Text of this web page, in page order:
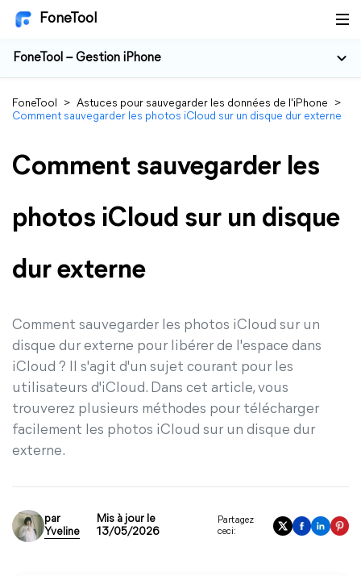
FoneTool
FoneTool – Gestion iPhone
FoneTool > Astuces pour sauvegarder les données de l'iPhone
>
Comment sauvegarder les photos iCloud sur un disque dur externe
Comment sauvegarder les
photos iCloud sur un disque
dur externe
Comment sauvegarder les photos iCloud sur un
disque dur externe pour libérer de l'espace dans
iCloud ? Il s'agit d'un sujet courant pour les
utilisateurs d'iCloud. Dans cet article, vous
trouverez plusieurs méthodes pour télécharger
facilement les photos iCloud sur un disque dur
externe.
par
Yveline
Mis à jour le
13/05/2026
Partagez
ceci: